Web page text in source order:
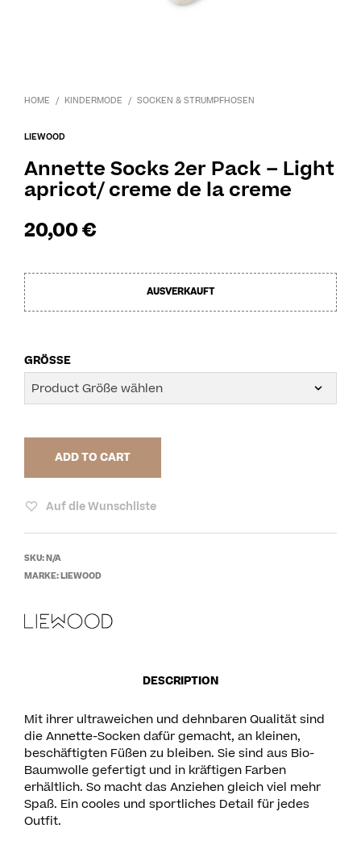
HOME / KINDERMODE / SOCKEN & STRUMPFHOSEN
LIEWOOD
Annette Socks 2er Pack – Light
apricot/ creme de la creme
20,00€
AUSVERKAUFT
GRÖSSE
ADD TO CART
Auf die Wunschliste
SKU:N/A
MARKE:LIEWOOD
DESCRIPTION
Mit ihrer ultraweichen und dehnbaren Qualität sind
die Annette-Socken dafür gemacht, an kleinen,
beschäftigten Füßen zu bleiben. Sie sind aus Bio-
Baumwolle gefertigt und in kräftigen Farben
erhältlich. So macht das Anziehen gleich viel mehr
Spaß. Ein cooles und sportliches Detail für jedes
Outfit.